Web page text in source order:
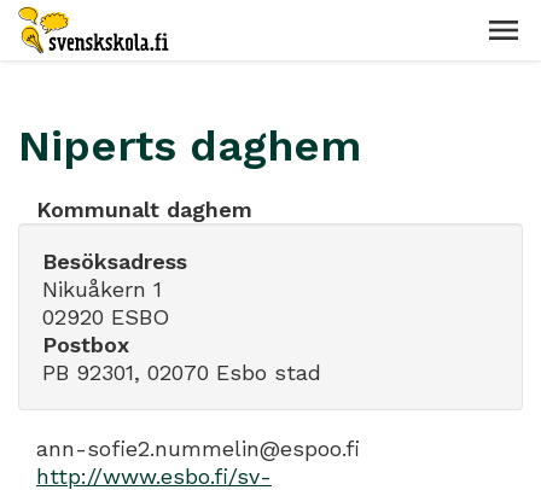
Niperts daghem
Kommunalt daghem
Besöksadress
Nikuåkern 1
02920 ESBO
Postbox
PB 92301, 02070 Esbo stad
ann-sofie2.nummelin@espoo.fi
http://www.esbo.fi/sv-